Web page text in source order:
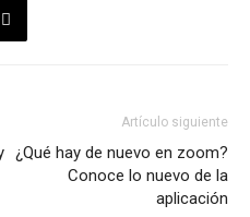
Artículo siguiente
¿Qué hay de nuevo en zoom?
Conoce lo nuevo de la
aplicación